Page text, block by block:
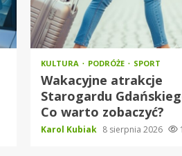
KULTURA PODRÓŻE SPORT
Wakacyjne atrakcje
Starogardu
Co warto zobaczyć?
Karol Kubiak 8 sierpnia 2026